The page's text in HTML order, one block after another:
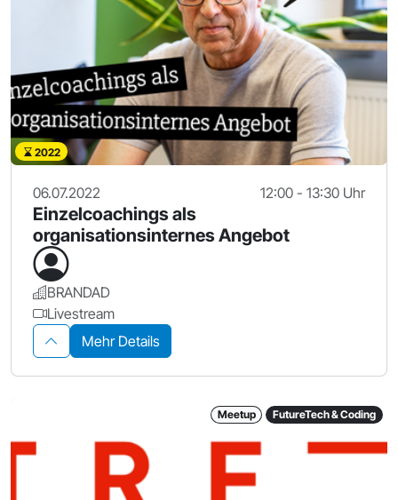
2022
06.07.2022 12:00 - 13:30 Uhr
Einzelcoachings als
organisationsinternes Angebot
BRANDAD
Livestream
Mehr Details
Meetup FutureTech & Coding